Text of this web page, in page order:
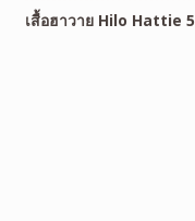
เสื้อฮาวาย Hilo Hattie 5